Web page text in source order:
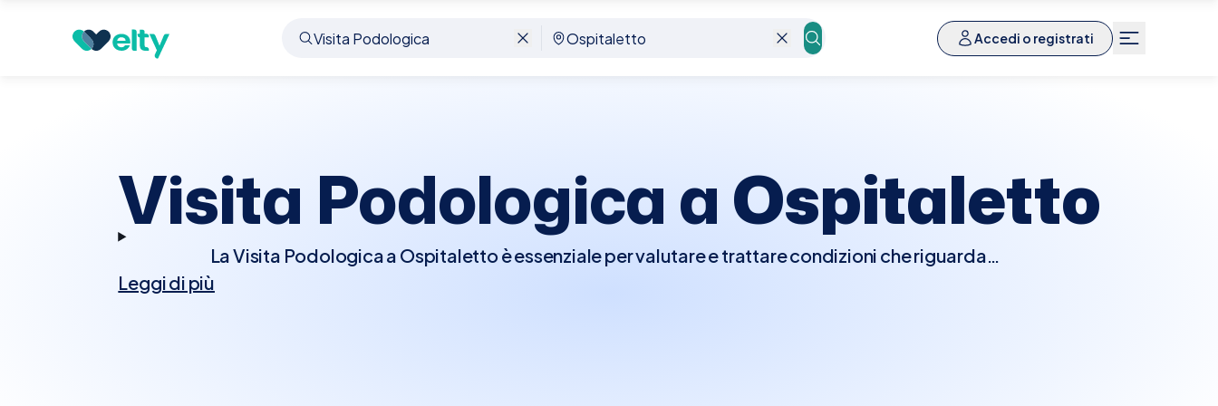
Accedi o registrati
Prenota visita Visita Podologica Ospitaletto
Visita Podologica aOspitaletto
La Visita Podologica a Ospitaletto è essenziale per valutare e trattare condizioni che riguardano
Leggi di più